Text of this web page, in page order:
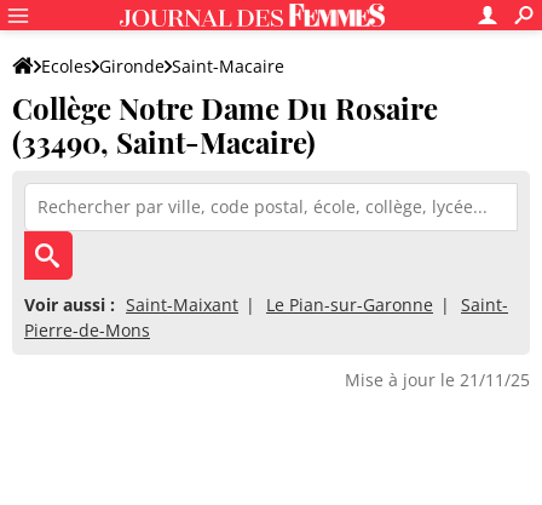
Ecoles Gironde Saint-Macaire
Collège Notre Dame Du Rosaire
Collège Notre Dame Du Rosaire
(33490, Saint-Macaire)
Voir aussi : Saint-Maixant Le Pian-sur-Garonne
Saint-
Pierre-de-Mons
Mise à jour le 21/11/25